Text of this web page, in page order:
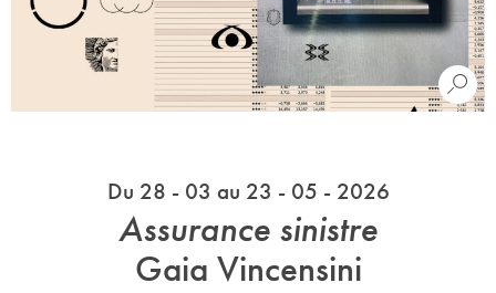
Du 28 - 03 au 23 - 05 - 2026
Assurance sinistre
Gaia Vincensini